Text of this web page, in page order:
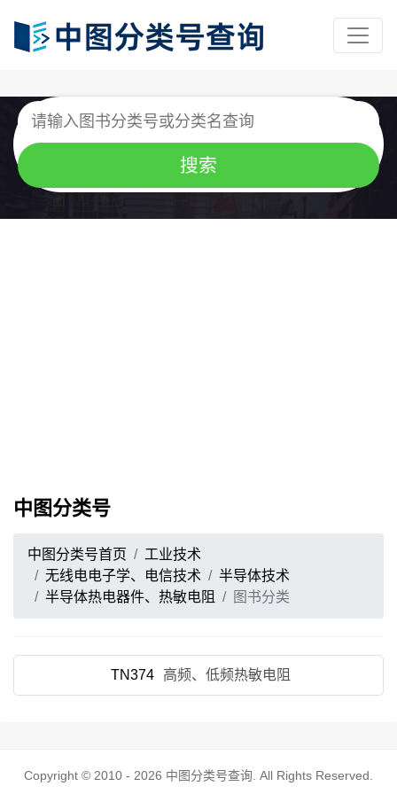
中图分类号
中图分类号首页
工业技术
无线电电子学、电信技术
半导体技术
半导体热电器件、热敏电阻
图书分类
TN374 高频、低频热敏电阻
Copyright © 2010 - 2026 中图分类号查询 . All Rights Reserved.